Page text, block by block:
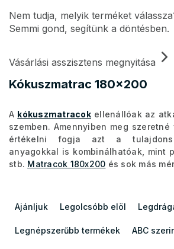
Kókuszmatrac 180x200
Nem tudja, melyik terméket
Semmi gond, segítünk a döntésben.
Vásárlási asszisztens megnyitása
A kókuszmatracokellenállóak az
szemben. Amennyiben meg
értékelni fogja azt a
anyagokkal is kombinálhatóak, mint
stb. Matracok 180x200 és sok más
e
m
Ajánljuk Legolcsóbb elöl
Legnépszerűbb termékek ABC